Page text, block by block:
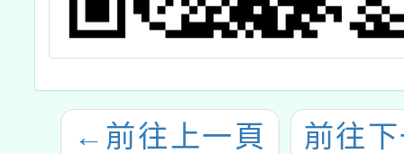
← 前往上一頁 前往